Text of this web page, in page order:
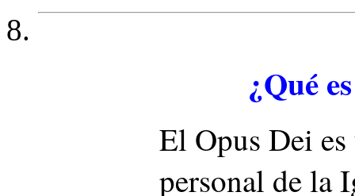
¿Qué
El Opus Dei
personal de la